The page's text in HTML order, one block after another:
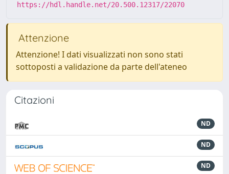
https://hdl.handle.net/20.500.12317/22070
Attenzione
Attenzione! I dati visualizzati non sono stati
sottoposti a validazione da parte dell'ateneo
Citazioni
ND
ND
ND